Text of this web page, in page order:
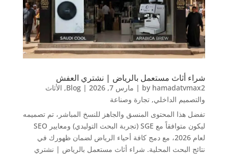
شراء أثاث مستعمل بالرياض | نشتري العفش
by hamadatvmax2
| مارس 7, 2026 |
Blog
, الأثاث
والتصميم الداخلي, تجارة وصناعة
تفضل هذا المحتوى المنسق والجاهز للنسخ المباشر، تم تصميمه
ليكون متوافقاً مع SGE (تجربة البحث التوليدي) ومعايير SEO
لعام 2026، مع دمج كافة أحياء الرياض لضمان ظهورك في
نتائج البحث المحلية. شراء أثاث مستعمل بالرياض | نشتري